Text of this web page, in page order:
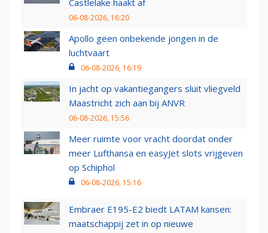
Castlelake haakt af
06-08-2026, 16:20
Apollo geen onbekende jongen in de
luchtvaart
06-08-2026, 16:19
In jacht op vakantiegangers sluit vliegveld
Maastricht zich aan bij ANVR
06-08-2026, 15:56
Meer ruimte voor vracht doordat onder
meer Lufthansa en easyJet slots vrijgeven
op Schiphol
06-08-2026, 15:16
Embraer E195-E2 biedt LATAM kansen:
maatschappij zet in op nieuwe